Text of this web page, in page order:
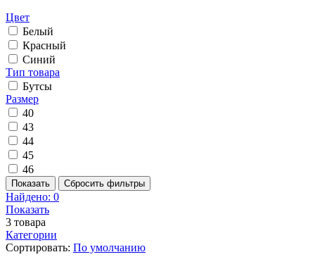
Цвет
Белый
Красный
Синий
Тип товара
Бутсы
Размер
40
43
44
45
46
Показать Сбросить фильтры
Найдено: 0
Показать
3 товара
Категории
Сортировать: По умолчанию